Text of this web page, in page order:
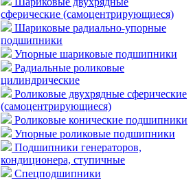
сферические (самоцентрирующиеся)
Шариковые радиально-упорные
подшипники
Упорные шариковые подшипники
Радиальные роликовые
цилиндрические
Роликовые двухрядные сферические
(самоцентрирующиеся)
Роликовые конические подшипники
Упорные роликовые подшипники
Подшипники генераторов,
кондиционера, ступичные
Спецподшипники